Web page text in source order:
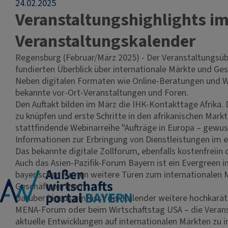
24.02.2025
Veranstaltungshighlights
Veranstaltungskalender
Regensburg (Februar/März 2025) - Der
fundierten Überblick über internationale Märkte und
Neben digitalen Formaten wie Online-Beratungen und
bekannte vor-Ort-Veranstaltungen und Foren.
Den Auftakt bilden im März die IHK-Kontakttage
zu knüpfen und erste Schritte in den afrikanischen
stattfindende Webinarreihe "Aufträge in Europa –
Informationen zur Erbringung von Dienstleistungen im
Das bekannte digitale Zollforum, ebenfalls
Auch das Asien-Pazifik-Forum Bayern ist ein
bayerischen Firmen weitere Türen zum
Geschäftspartnern.
Darüber hinaus umfasst der Kalender weitere
MENA-Forum oder beim Wirtschaftstag USA – die
aktuelle Entwicklungen auf internationalen Märkten zu